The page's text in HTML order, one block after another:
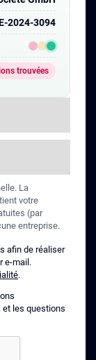
2024-3094
trouvées
La
votre
(par
entreprise.
afin de réaliser
e-mail.
.
les questions